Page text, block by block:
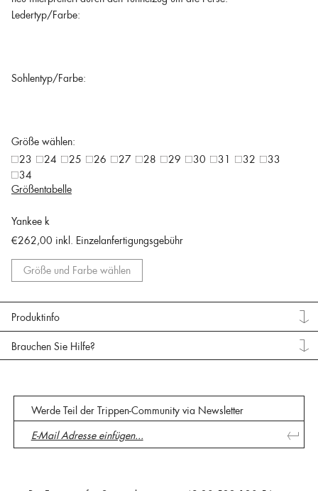
Ledertyp/Farbe:
Sohlentyp/Farbe:
Größe wählen:
23
24 25 26 27 28 29 30 31 32
33
34
Größentabelle
Yankee k
€262,00 inkl. Einzelanfertigungsgebühr
Größe und Farbe wählen
Produktinfo
Brauchen Sie Hilfe?
Werde Teil der Trippen-Community via Newsletter